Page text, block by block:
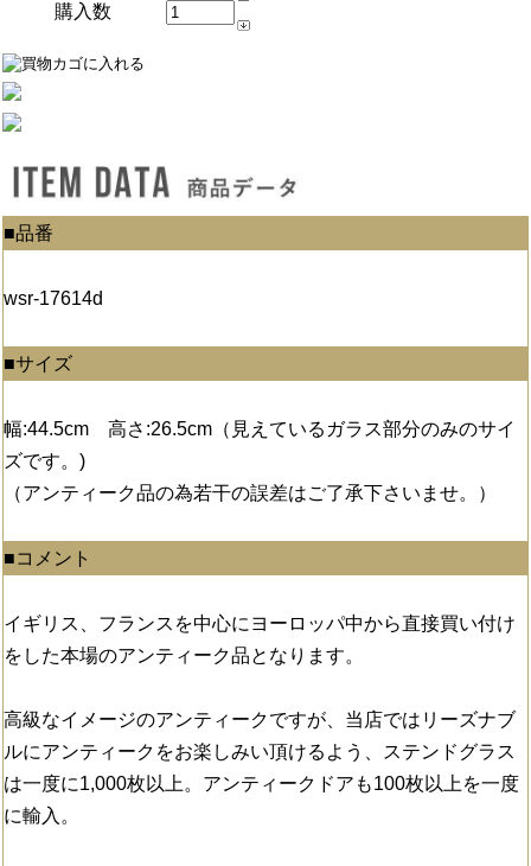
購入数
■品番
wsr-17614d
■サイズ
幅:44.5cm 高さ:26.5cm（見えているガラス部分のみのサイ
ズです。)
（アンティーク品の為若干の誤差はご了承下さいませ。）
■コメント
イギリス、フランスを中心にヨーロッパ中から直接買い付け
をした本場のアンティーク品となります。
高級なイメージのアンティークですが、当店ではリーズナブ
ルにアンティークをお楽しみい頂けるよう、ステンドグラス
は一度に1,000枚以上。アンティークドアも100枚以上を一度
に輸入。